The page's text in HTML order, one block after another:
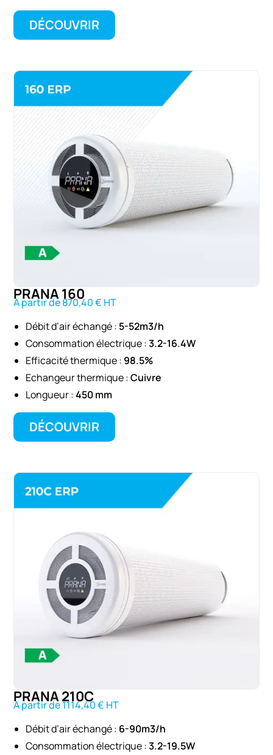
DÉCOUVRIR
PRANA 160
A partir de 870,40 € HT
Débit d’air échangé : 5-52m3/h
Consommation électrique :3.2-16.4W
Efficacité thermique : 98.5%
Echangeur thermique :Cuivre
Longueur :450 mm
DÉCOUVRIR
PRANA 210C
A partir de 1114,40 € HT
Débit d’air échangé : 6-90m3/h
Consommation électrique :3.2-19.5W